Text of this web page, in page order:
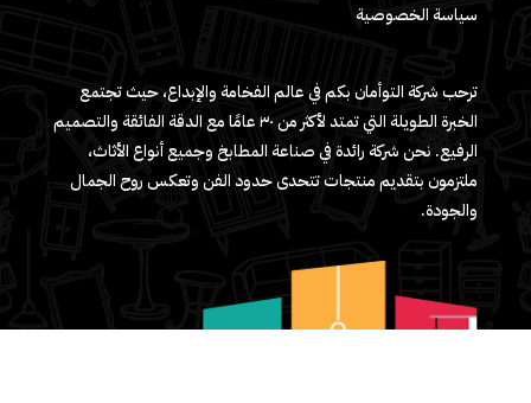
سياسة الخصوصية
ترحب شركة التوأمان بكم في عالم الفخامة والإبداع، حيث تجتمع
الخبرة الطويلة التي تمتد لأكثر من ٣٠ عامًا مع الدقة الفائقة والتصميم
الرفيع. نحن شركة رائدة في صناعة المطابخ وجميع أنواع الأثاث،
ملتزمون بتقديم منتجات تتحدى حدود الفن وتعكس روح الجمال
والجودة.